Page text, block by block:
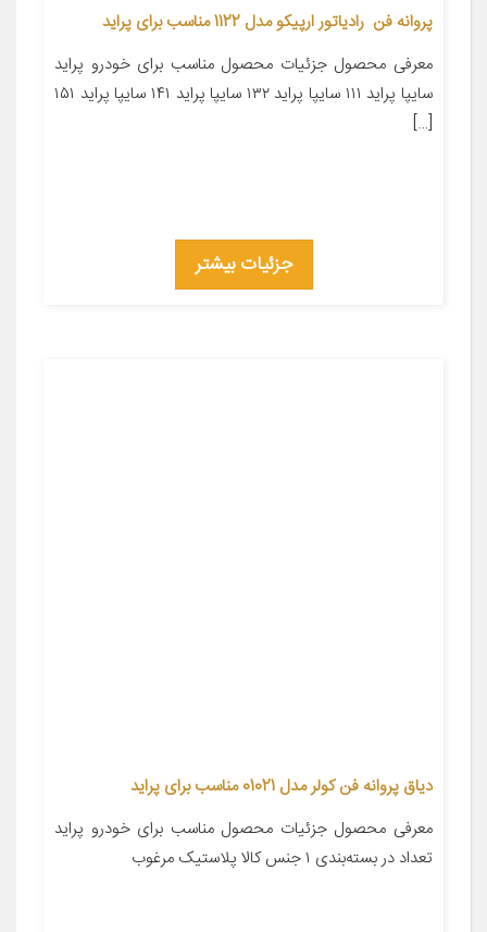
پروانه فن رادیاتور ارپیکو مدل 1122 مناسب برای پراید
معرفی محصول جزئیات محصول مناسب برای خودرو پراید
سایپا پراید ۱۱۱ سایپا پراید ۱۳۲ سایپا پراید ۱۴۱ سایپا پراید ۱۵۱
[…]
جزئیات بیشتر
دیاق پروانه فن کولر مدل 01021 مناسب برای پراید
معرفی محصول جزئیات محصول مناسب برای خودرو پراید
تعداد در بسته‌بندی ۱ جنس کالا پلاستیک مرغوب